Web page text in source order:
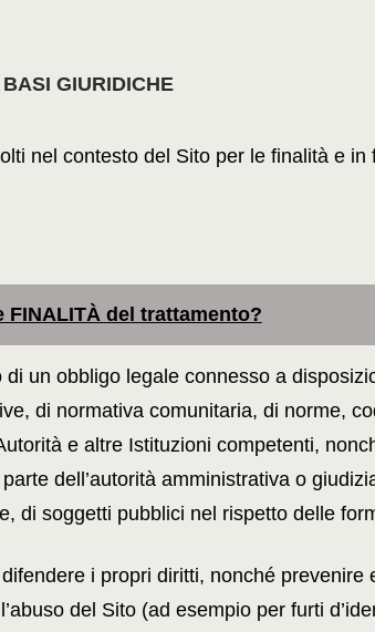
GIURIDICHE
nel contesto del Sito per le finalità e
FINALITÀ del trattamento?
di un obbligo legale connesso a
di normativa comunitaria, di norme,
e altre Istituzioni competenti,
dell’autorità amministrativa o
di soggetti pubblici nel rispetto delle
i propri diritti, nonché prevenire
del Sito (ad esempio per furti